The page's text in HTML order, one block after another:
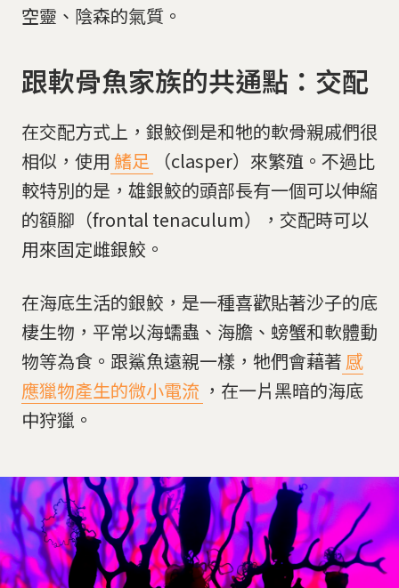
空靈、陰森的氣質。
跟軟骨魚家族的共通點：交配
在交配方式上，銀鮫倒是和牠的軟骨親戚們很
相似，使用 鰭足
（clasper）來繁殖。不過比
較特別的是，雄銀鮫的頭部長有一個可以伸縮
的額腳（frontal tenaculum），交配時可以
用來固定雌銀鮫。
在海底生活的銀鮫，是一種喜歡貼著沙子的底
棲生物，平常以海蠕蟲、海膽、螃蟹和軟體動
物等為食。跟鯊魚遠親一樣，牠們會藉著 感
應獵物產生的微小電流 ，在一片黑暗的海底
中狩獵。